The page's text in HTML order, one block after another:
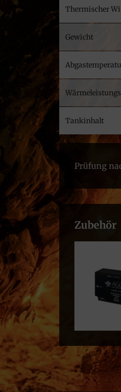
Thermischer
Gewicht
Tankinhalt
Prüfung
Zubehör